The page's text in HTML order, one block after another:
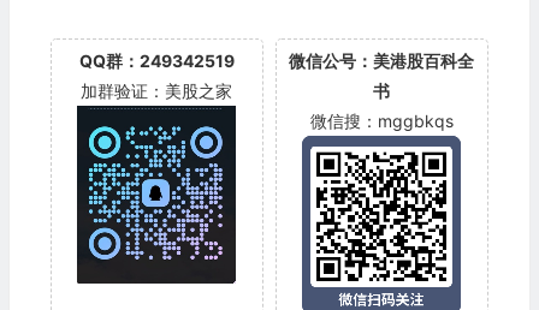
QQ群：249342519
加群验证：美股之家
微信公号：美港股百科全
书
微信搜：mggbkqs